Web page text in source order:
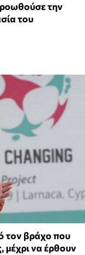
την
του
τον βράχο που
να έρθουν